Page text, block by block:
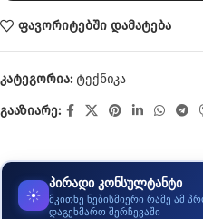
ფავორიტებში დამატება
კატეგორია: ტექნიკა
გააზიარე:
პირადი კონსულტანტი
მკითხე ნებისმიერი რამე ამ
დაგეხმარო შერჩევაში